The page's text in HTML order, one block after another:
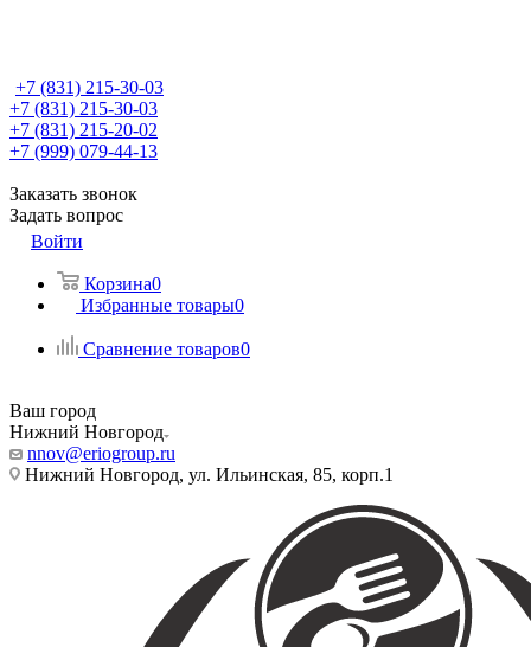
+7 (831) 215-30-03
+7 (831) 215-30-03
+7 (831) 215-20-02
+7 (999) 079-44-13
Заказать звонок
Задать вопрос
Войти
Корзина0
Избранные товары0
Сравнение товаров0
Ваш город
Нижний Новгород
nnov@eriogroup.ru
Нижний Новгород, ул. Ильинская, 85, корп.1